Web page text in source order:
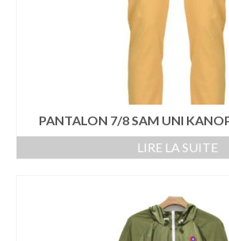
CHAUSSURES FEMMES
BASKETS
BOTTINES
ESCARPINS
SANDALES – TONGS
PANTALON 7/8 SAM UNI
LIRE LA SUITE